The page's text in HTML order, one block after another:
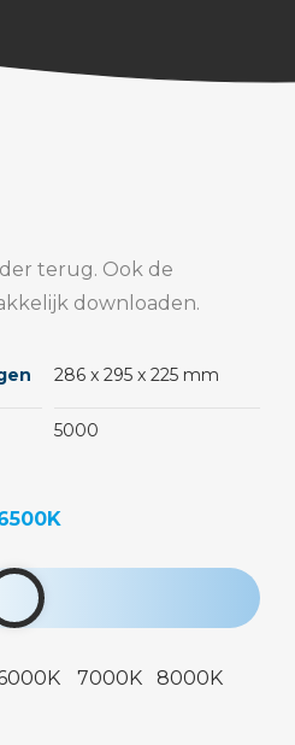
terug. Ook de
downloaden.
286 x 295 x 225 mm
5000
7000K 8000K